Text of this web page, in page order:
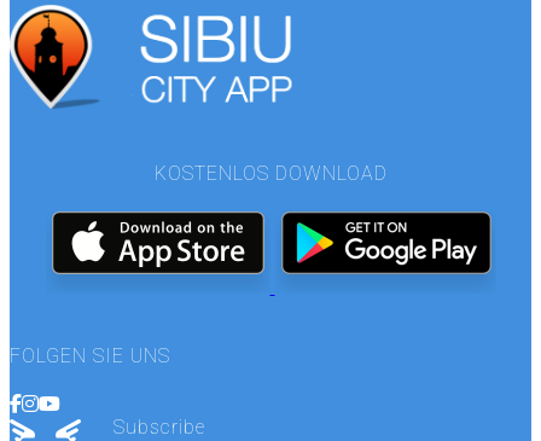
KOSTENLOS DOWNLOAD
FOLGEN SIE UNS
Subscribe